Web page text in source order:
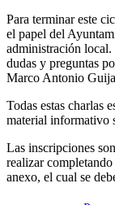
Para terminar este
el papel del
administración local.
dudas y preguntas
Marco Antonio
Todas estas charlas
material informativo
Las inscripciones
realizar
anexo, el cual se